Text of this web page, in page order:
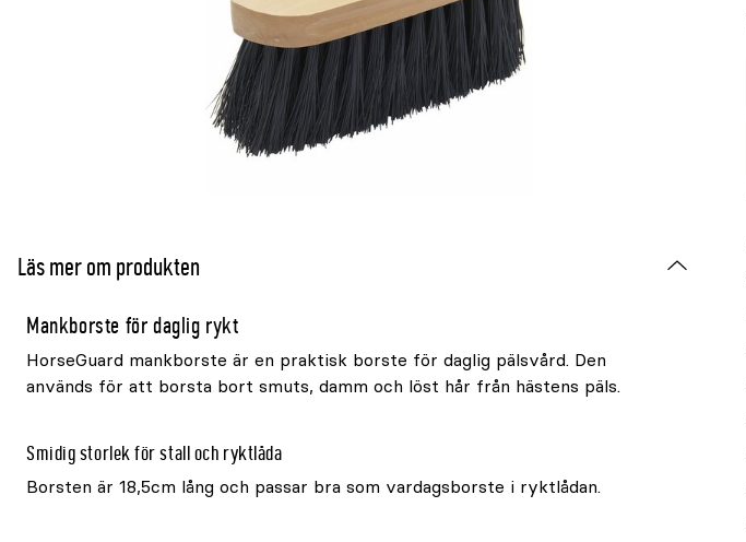
Läs mer om produkten
Mankborste för daglig rykt
HorseGuard mankborste är en praktisk borste för daglig pälsvård. Den
används för att borsta bort smuts, damm och löst hår från hästens päls.
Smidig storlek för stall och ryktlåda
Borsten är 18,5cm lång och passar bra som vardagsborste i ryktlådan.